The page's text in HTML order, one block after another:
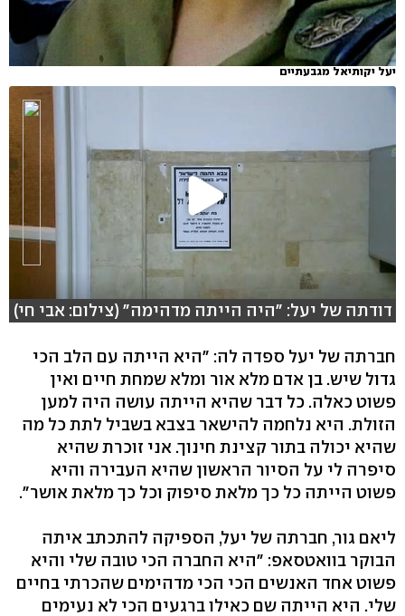
יעל יקותיאל מגבעתיים
דודתה של יעל: "היה הייתה מדהימה" (צילום: אבי חי)
חברתה של יעל ספדה לה: "היא הייתה עם הלב הכי
גדול שיש. בן אדם מלא אור ומלא שמחת חיים ואין
פשוט כאלה. כל דבר שהיא הייתה עושה היה למען
הזולת. היא נלחמה להישאר בצבא בשביל לתת כל מה
שהיא יכולה בתור קצינת חינוך. אני זוכרת שהיא
סיפרה לי על הסיור הראשון שהיא העבירה והיא
פשוט הייתה כל כך מלאת סיפוק וכל כך מלאת אושר".
ליאם גור, חברתה של יעל, הספיקה להתכתב איתה
הבוקר בוואטסאפ: "היא החברה הכי טובה שלי והיא
פשוט אחד האנשים הכי הכי מדהימים שהכרתי בחיים
שלי. היא הייתה שם כאילו ברגעים הכי לא נעימים